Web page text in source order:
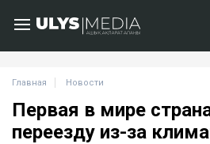
Главная Новости
Первая в мире
переезду из-за